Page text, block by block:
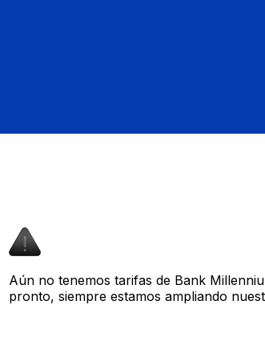
Aún no tenemos tarifas de Bank
pronto, siempre estamos ampliando